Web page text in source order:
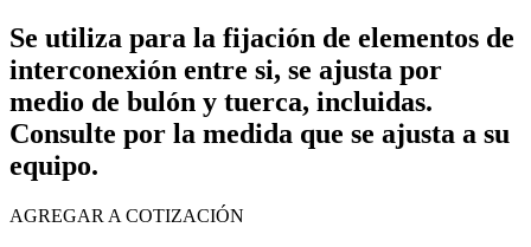
Se utiliza para la fijación de elementos de
interconexión entre si, se ajusta por
medio de bulón y tuerca, incluidas.
Consulte por la medida que se ajusta a su
equipo.
AGREGAR A COTIZACIÓN